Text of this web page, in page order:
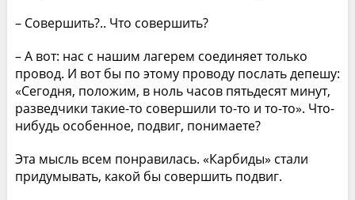
– Совершить?.. Что совершить?
– А вот: нас с нашим лагерем соединяет только
провод. И вот бы по этому проводу послать депешу:
«Сегодня, положим, в ноль часов пятьдесят минут,
разведчики такие-то совершили то-то и то-то». Что-
нибудь особенное, подвиг, понимаете?
Эта мысль всем понравилась. «Карбиды» стали
придумывать, какой бы совершить подвиг.